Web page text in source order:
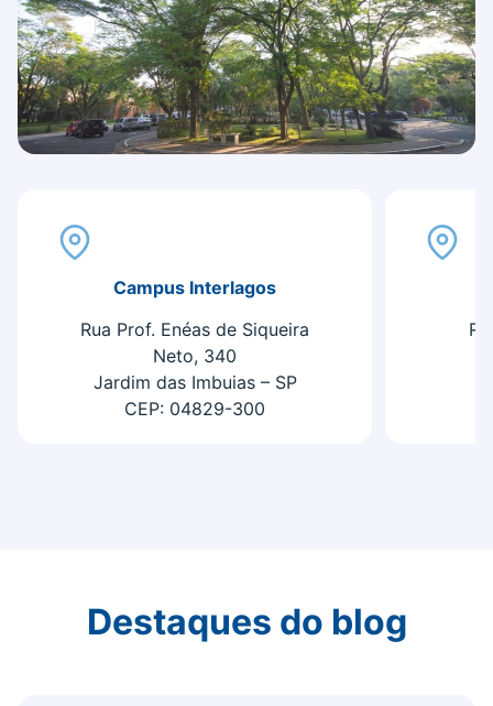
Campus Interlagos
Rua Prof. Enéas de Siqueira
Neto, 340
Jardim das Imbuias – SP
CEP: 04829-300
Destaques do blog